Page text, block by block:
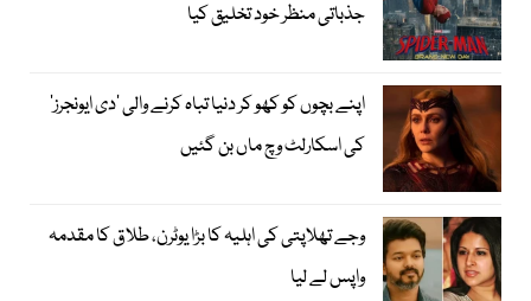
جذباتی منظر خود تخلیق کیا
اپنے بچوں کو کھو کر دنیا تباہ کرنے والی ’دی ایونجرز‘
کی اسکارلٹ وچ ماں بن گئیں
وجے تھلاپتی کی اہلیہ کا بڑا یوٹرن، طلاق کا مقدمہ
واپس لے لیا